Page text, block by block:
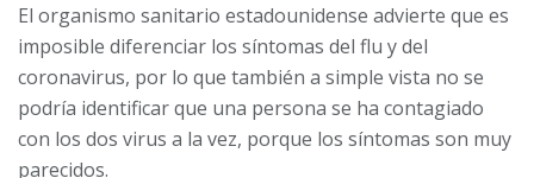
El organismo sanitario estadounidense advierte que es
imposible diferenciar los síntomas del flu y del
coronavirus, por lo que también a simple vista no se
podría identificar que una persona se ha contagiado
con los dos virus a la vez, porque los síntomas son muy
parecidos.